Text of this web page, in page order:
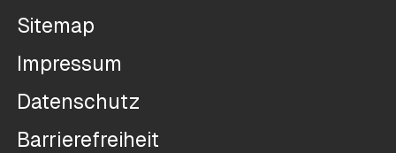
Sitemap
Impressum
Datenschutz
Barrierefreiheit